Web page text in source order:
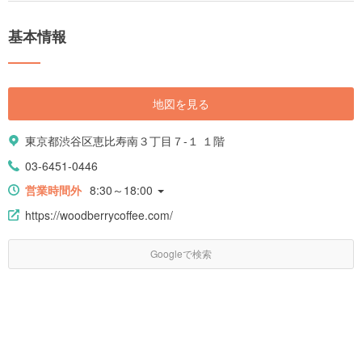
基本情報
地図を見る
東京都渋谷区恵比寿南３丁目７-１ １階
03-6451-0446
営業時間外 8:30～18:00
https://woodberrycoffee.com/
Googleで検索